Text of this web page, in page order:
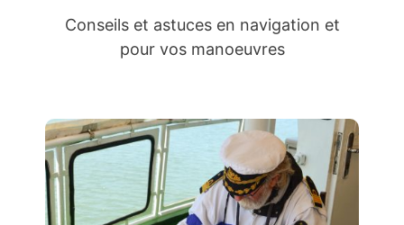
Conseils et astuces en navigation et
pour vos manoeuvres